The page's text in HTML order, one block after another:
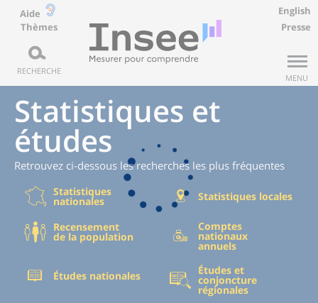
Aide
Thèmes
RECHERCHE
English
Presse
MENU
Statistiques et
études
Retrouvez ci-dessous les recherches les plus fréquentes
Statistiques
nationales Statistiques locales
Recensement
de la population
Comptes
nationaux
annuels
Études nationales Études et
conjoncture
régionales